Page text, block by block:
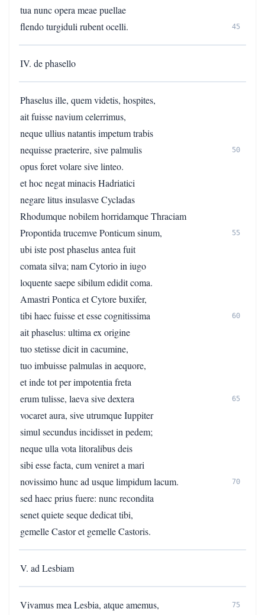
tua nunc opera meae puellae
flendo turgiduli rubent ocelli.
45
IV. de phasello
Phaselus ille, quem videtis, hospites,
ait fuisse navium celerrimus,
neque ullius natantis impetum trabis
nequisse praeterire, sive palmulis
50
opus foret volare sive linteo.
et hoc negat minacis Hadriatici
negare litus insulasve Cycladas
Rhodumque nobilem horridamque Thraciam
Propontida trucemve Ponticum sinum,
55
ubi iste post phaselus antea fuit
comata silva; nam Cytorio in iugo
loquente saepe sibilum edidit coma.
Amastri Pontica et Cytore buxifer,
tibi haec fuisse et esse cognitissima
60
ait phaselus: ultima ex origine
tuo stetisse dicit in cacumine,
tuo imbuisse palmulas in aequore,
et inde tot per impotentia freta
erum tulisse, laeva sive dextera
65
vocaret aura, sive utrumque Iuppiter
simul secundus incidisset in pedem;
neque ulla vota litoralibus deis
sibi esse facta, cum veniret a mari
novissimo hunc ad usque limpidum lacum.
70
sed haec prius fuere: nunc recondita
senet quiete seque dedicat tibi,
gemelle Castor et gemelle Castoris.
V. ad Lesbiam
Vivamus mea Lesbia, atque amemus, 75